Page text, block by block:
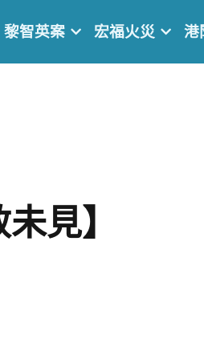
黎智英案 宏福火災 港
見】